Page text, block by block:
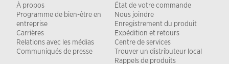
À propos
Programme de bien-être en
entreprise
Carrières
Relations avec les médias
Communiqués de presse
État de votre commande
Nous joindre
Enregistrement du produit
Expédition et retours
Centre de services
Trouver un distributeur local
Rappels de produits